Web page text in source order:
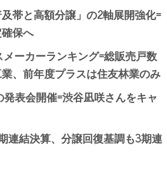
帯と高額分譲」の2軸展開強化=
保へ
ーカーランキング=総販売戸数
、前年度プラスは住友林業のみ
発表会開催=渋谷凪咲さんをキャ
連結決算、分譲回復基調も3期連